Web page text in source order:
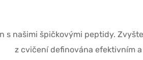
s našimi špičkovými peptidy.
z cvičení definována efektivním